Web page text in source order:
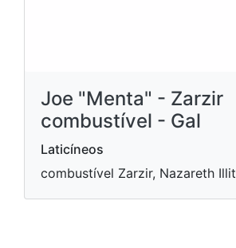
Joe "Menta" - Zarzir
combustível - Gal
Laticíneos
combustível Zarzir, Nazareth Illit